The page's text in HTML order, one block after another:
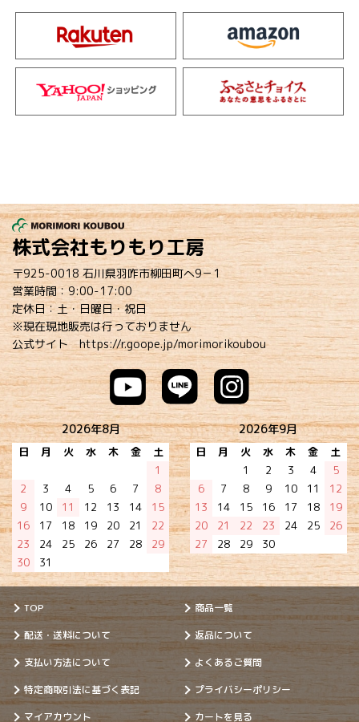
株式会社もりもり工房
〒925-0018 石川県羽咋市柳田町へ9－1
営業時間：9:00-17:00
定休日：土・日曜日・祝日
※現在現地販売は行っておりません
公式サイトhttps://r.goope.jp/morimorikoubou
2026年8月
日 月 火 水 木 金
土
1
2
3 4 5 6 7
8
9
10 11 12 13 14
15
16
17 18 19 20 21
22
23
24 25 26 27 28
29
30
31
2026年9月
日 月 火 水 木 金
土
1
2 3 4
5
6
7 8 9 10 11
12
13
14 15 16 17 18
19
20
21 22 23 24 25
26
27
28 29 30
TOP
商品一覧
配送・送料について
返品について
支払い方法について
よくあるご質問
特定商取引法に基づく表記
プライバシーポリシー
マイアカウント
カートを見る